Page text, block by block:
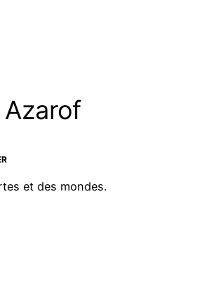
et des mondes.